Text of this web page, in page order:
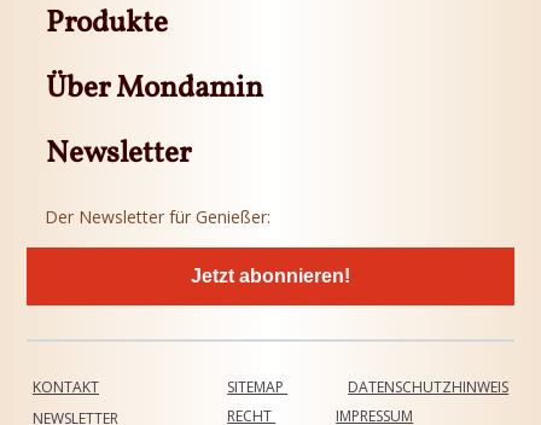
Produkte
Über Mondamin
Newsletter
Der Newsletter für Genießer:
Jetzt abonnieren!
KONTAKT
SITEMAP
NEWSLETTER
DATENSCHUTZHINWEIS
RECHT IMPRESSUM